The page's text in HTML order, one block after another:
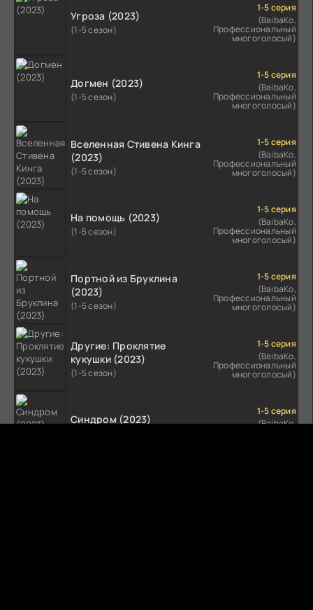
Угроза (2023)
(1-5 сезон)
1-5 серия
(BaibaKo,
Профессиональный
многоголосый)
Догмен (2023)
(1-5 сезон)
1-5 серия
(BaibaKo,
Профессиональный
многоголосый)
Вселенная Стивена Кинга
(2023)
(1-5 сезон)
1-5 серия
(BaibaKo,
Профессиональный
многоголосый)
На помощь (2023)
(1-5 сезон)
1-5 серия
(BaibaKo,
Профессиональный
многоголосый)
Портной из Бруклина
(2023)
(1-5 сезон)
1-5 серия
(BaibaKo,
Профессиональный
многоголосый)
Другие: Проклятие
кукушки (2023)
(1-5 сезон)
1-5 серия
(BaibaKo,
Профессиональный
многоголосый)
Синдром (2023)
1-5 серия
(BaibaKo,